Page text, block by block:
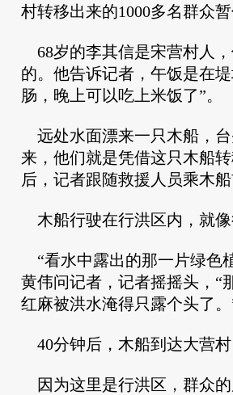
村转移出来的1000多名群众
68岁的李其信是宋营村人
的。他告诉记者，午饭是在
肠，晚上可以吃上米饭了”。
远处水面漂来一只木船，
来，他们就是凭借这只木船
后，记者跟随救援人员乘木
木船行驶在行洪区内，就
“看水中露出的那一片绿色
黄伟问记者，记者摇摇头，“
红麻被洪水淹得只露个头了
40分钟后，木船到达大营
因为这里是行洪区，群众